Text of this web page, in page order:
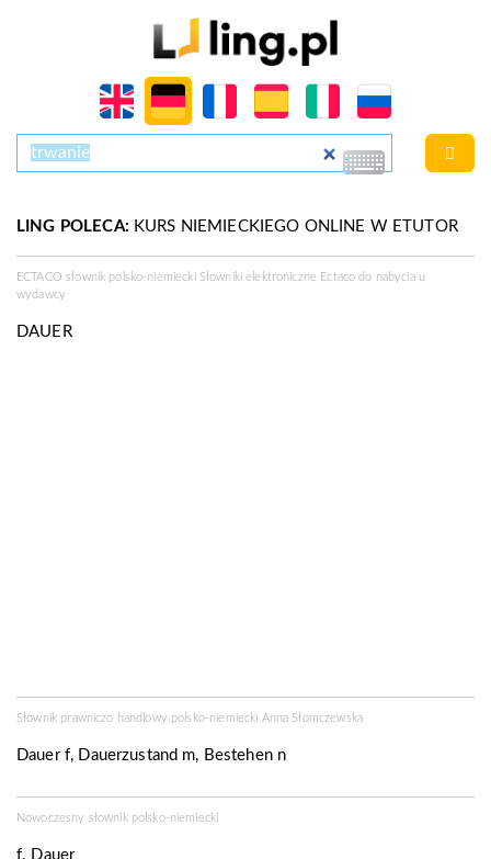
LING POLECA: KURS NIEMIECKIEGO ONLINE W ETUTOR
ECTACO słownik polsko-niemiecki Słowniki elektroniczne Ectaco do nabycia u
wydawcy
DAUER
Słownik prawniczo handlowy polsko-niemiecki Anna Słomczewska
Dauer f, Dauerzustand m, Bestehen n
Nowoczesny słownik polsko-niemiecki
f. Dauer